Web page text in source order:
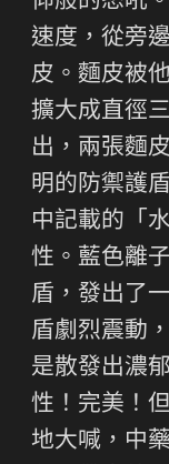
速度，從旁
皮。麵皮被
擴大成直徑
出，兩張麵
明的防禦護
中記載的「
性。藍色離
盾，發出了
盾劇烈震動
是散發出濃
性！完美！
地大喊，中